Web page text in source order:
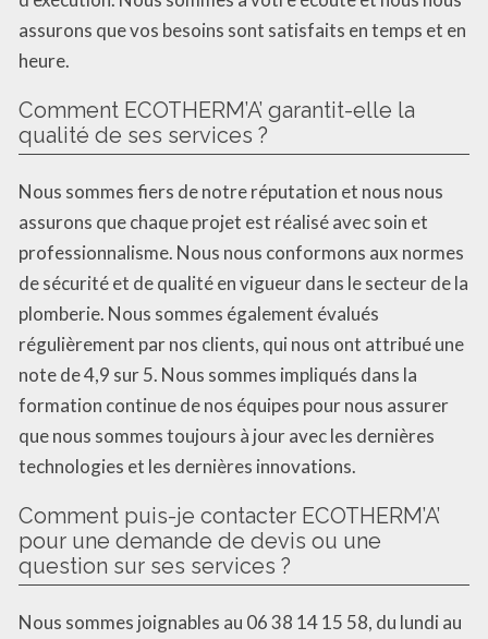
assurons que vos besoins sont satisfaits en temps et en
heure.
Comment ECOTHERM’A’ garantit-elle la
qualité de ses services ?
Nous sommes fiers de notre réputation et nous nous
assurons que chaque projet est réalisé avec soin et
professionnalisme. Nous nous conformons aux normes
de sécurité et de qualité en vigueur dans le secteur de la
plomberie. Nous sommes également évalués
régulièrement par nos clients, qui nous ont attribué une
note de 4,9 sur 5. Nous sommes impliqués dans la
formation continue de nos équipes pour nous assurer
que nous sommes toujours à jour avec les dernières
technologies et les dernières innovations.
Comment puis-je contacter ECOTHERM’A’
pour une demande de devis ou une
question sur ses services ?
Nous sommes joignables au 06 38 14 15 58, du lundi au